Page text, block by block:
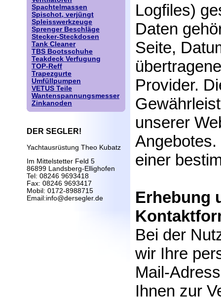
Spachtelmassen
Spischot, verjüngt
Spleisswerkzeuge
Sprenger Beschläge
Stecker-Steckdosen
Tank Cleaner
TBS Bootsschuhe
Teakdeck Verfugung
TOP-Reff
Trapezgurte
Umfüllpumpen
VETUS Teile
Wantenspannungsmesser
Zinkanoden
DER SEGLER!
Yachtausrüstung Theo Kubatz
Im Mittelstetter Feld 5
86899 Landsberg-Ellighofen
Tel: 08246 9693418
Fax: 08246 9693417
Mobil: 0172-8988715
Email:info@dersegler.de
Logfiles)
Daten
Seite,
Provider.
unserer
einer
Erhebung
Bei der
wir Ihre
Mail-
Ihnen zur